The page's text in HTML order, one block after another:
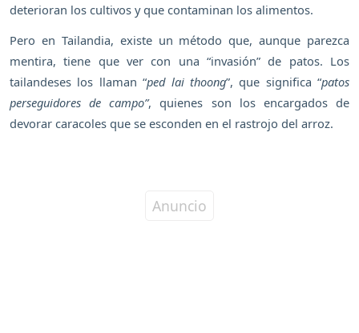
deterioran los cultivos y que contaminan los alimentos.
Pero en Tailandia, existe un método que, aunque parezca
mentira, tiene que ver con una “invasión” de patos. Los
tailandeses los llaman “ped lai thoong”, que significa “patos
perseguidores de campo”, quienes son los encargados de
devorar caracoles que se esconden en el rastrojo del arroz.